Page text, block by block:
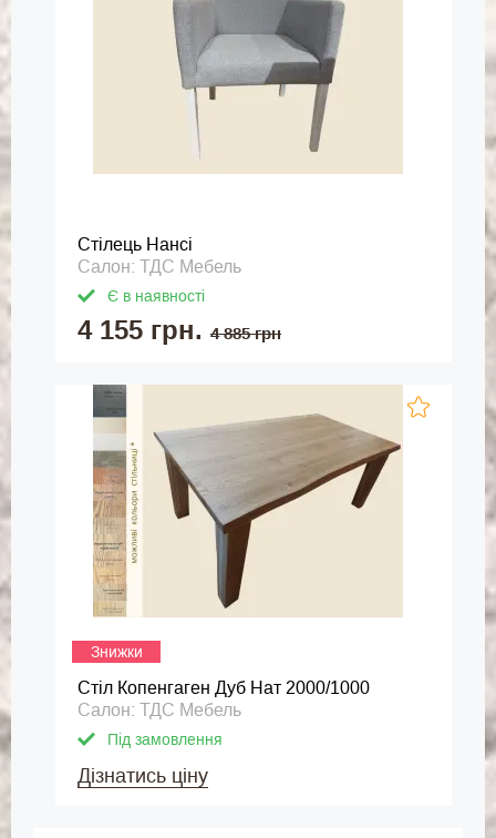
Стілець Нансі
Салон: ТДС Мебель
Є в наявності
4 155 грн. 4 885 грн
Знижки
Стіл Копенгаген Дуб Нат 2000/1000
Салон: ТДС Мебель
Під замовлення
Дізнатись ціну